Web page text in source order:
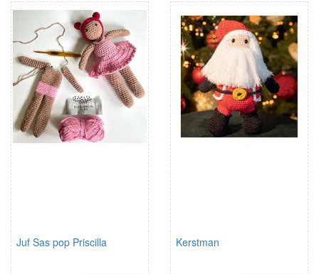
Juf Sas pop Priscilla Kerstman